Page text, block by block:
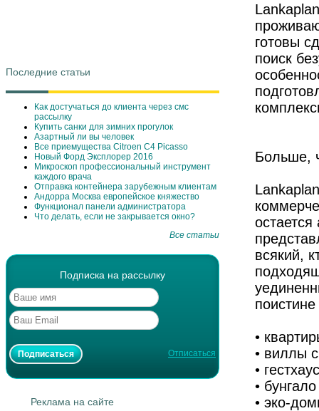
Последние статьи
Как достучаться до клиента через смс
рассылку
Купить санки для зимних прогулок
Азартный ли вы человек
Все приемущества Сitroen C4 Picasso
Новый Форд Эксплорер 2016
Микроскоп профессиональный инструмент
каждого врача
Отправка контейнера зарубежным клиентам
Андорра Москва европейское княжество
Функционал панели администратора
Что делать, если не закрывается окно?
Все статьи
Подписка на рассылку
Отписаться
Реклама на сайте
готовы
поиск
Больше,
всякий,
•
• виллы
•
•
• эко-